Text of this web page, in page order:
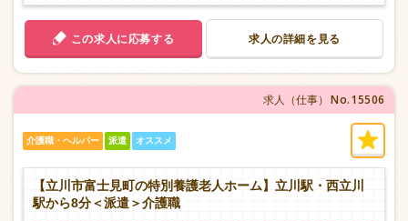
この求人に応募する 求人の詳細を見る
求人（仕事） No.15506
介護職・ヘルパー 派遣 オススメ
【立川市富士見町の特別養護老人ホーム】立川駅・西立川
駅から8分＜派遣＞介護職